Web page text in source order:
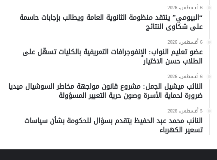
6 أغسطس، 2026
“البيومي” ينتقد منظومة الثانوية العامة ويطالب بإجابات حاسمة
على شكاوى النتائج
6 أغسطس، 2026
عضو تعليم النواب: الإنفوجرافات التعريفية بالكليات تسهّل على
الطلاب حسن الاختيار
6 أغسطس، 2026
النائب ميشيل الجمل: مشروع قانون مواجهة مخاطر السوشيال ميديا
ضرورة لحماية الأسرة وصون حرية التعبير المسؤولة
5 أغسطس، 2026
النائب محمد عبد الحفيظ يتقدم بسؤال للحكومة بشأن سياسات
تسعير الكهرباء